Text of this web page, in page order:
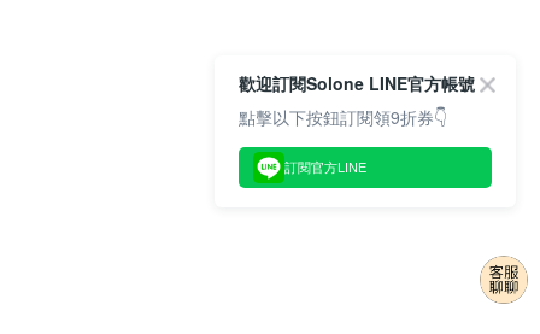
歡迎訂閱Solone LINE官方帳號
點擊以下按鈕訂閱領9折券👇
訂閱官方LINE